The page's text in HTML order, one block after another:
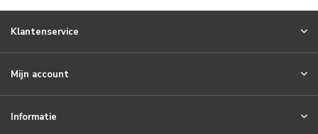
Klantenservice
Mijn account
Informatie